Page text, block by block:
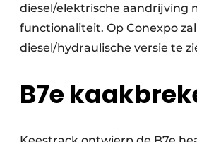
diesel/elektrische aandrijving
functionaliteit. Op Conexpo
diesel/hydraulische versie te
B7e